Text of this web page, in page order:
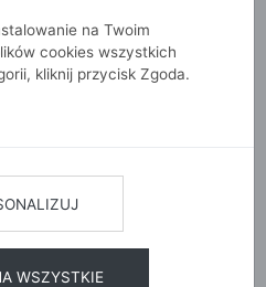
na Twoim
cookies wszystkich
kliknij przycisk Zgoda.
WSZYSTKIE